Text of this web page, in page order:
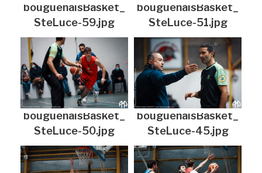
bouguenaisBasket_
SteLuce-59.jpg
bouguenaisBasket_
SteLuce-51.jpg
bouguenaisBasket_
SteLuce-50.jpg
bouguenaisBasket_
SteLuce-45.jpg